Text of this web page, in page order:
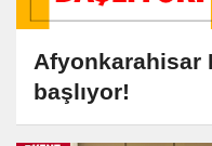
Afyonkarahisar
başlıyor!